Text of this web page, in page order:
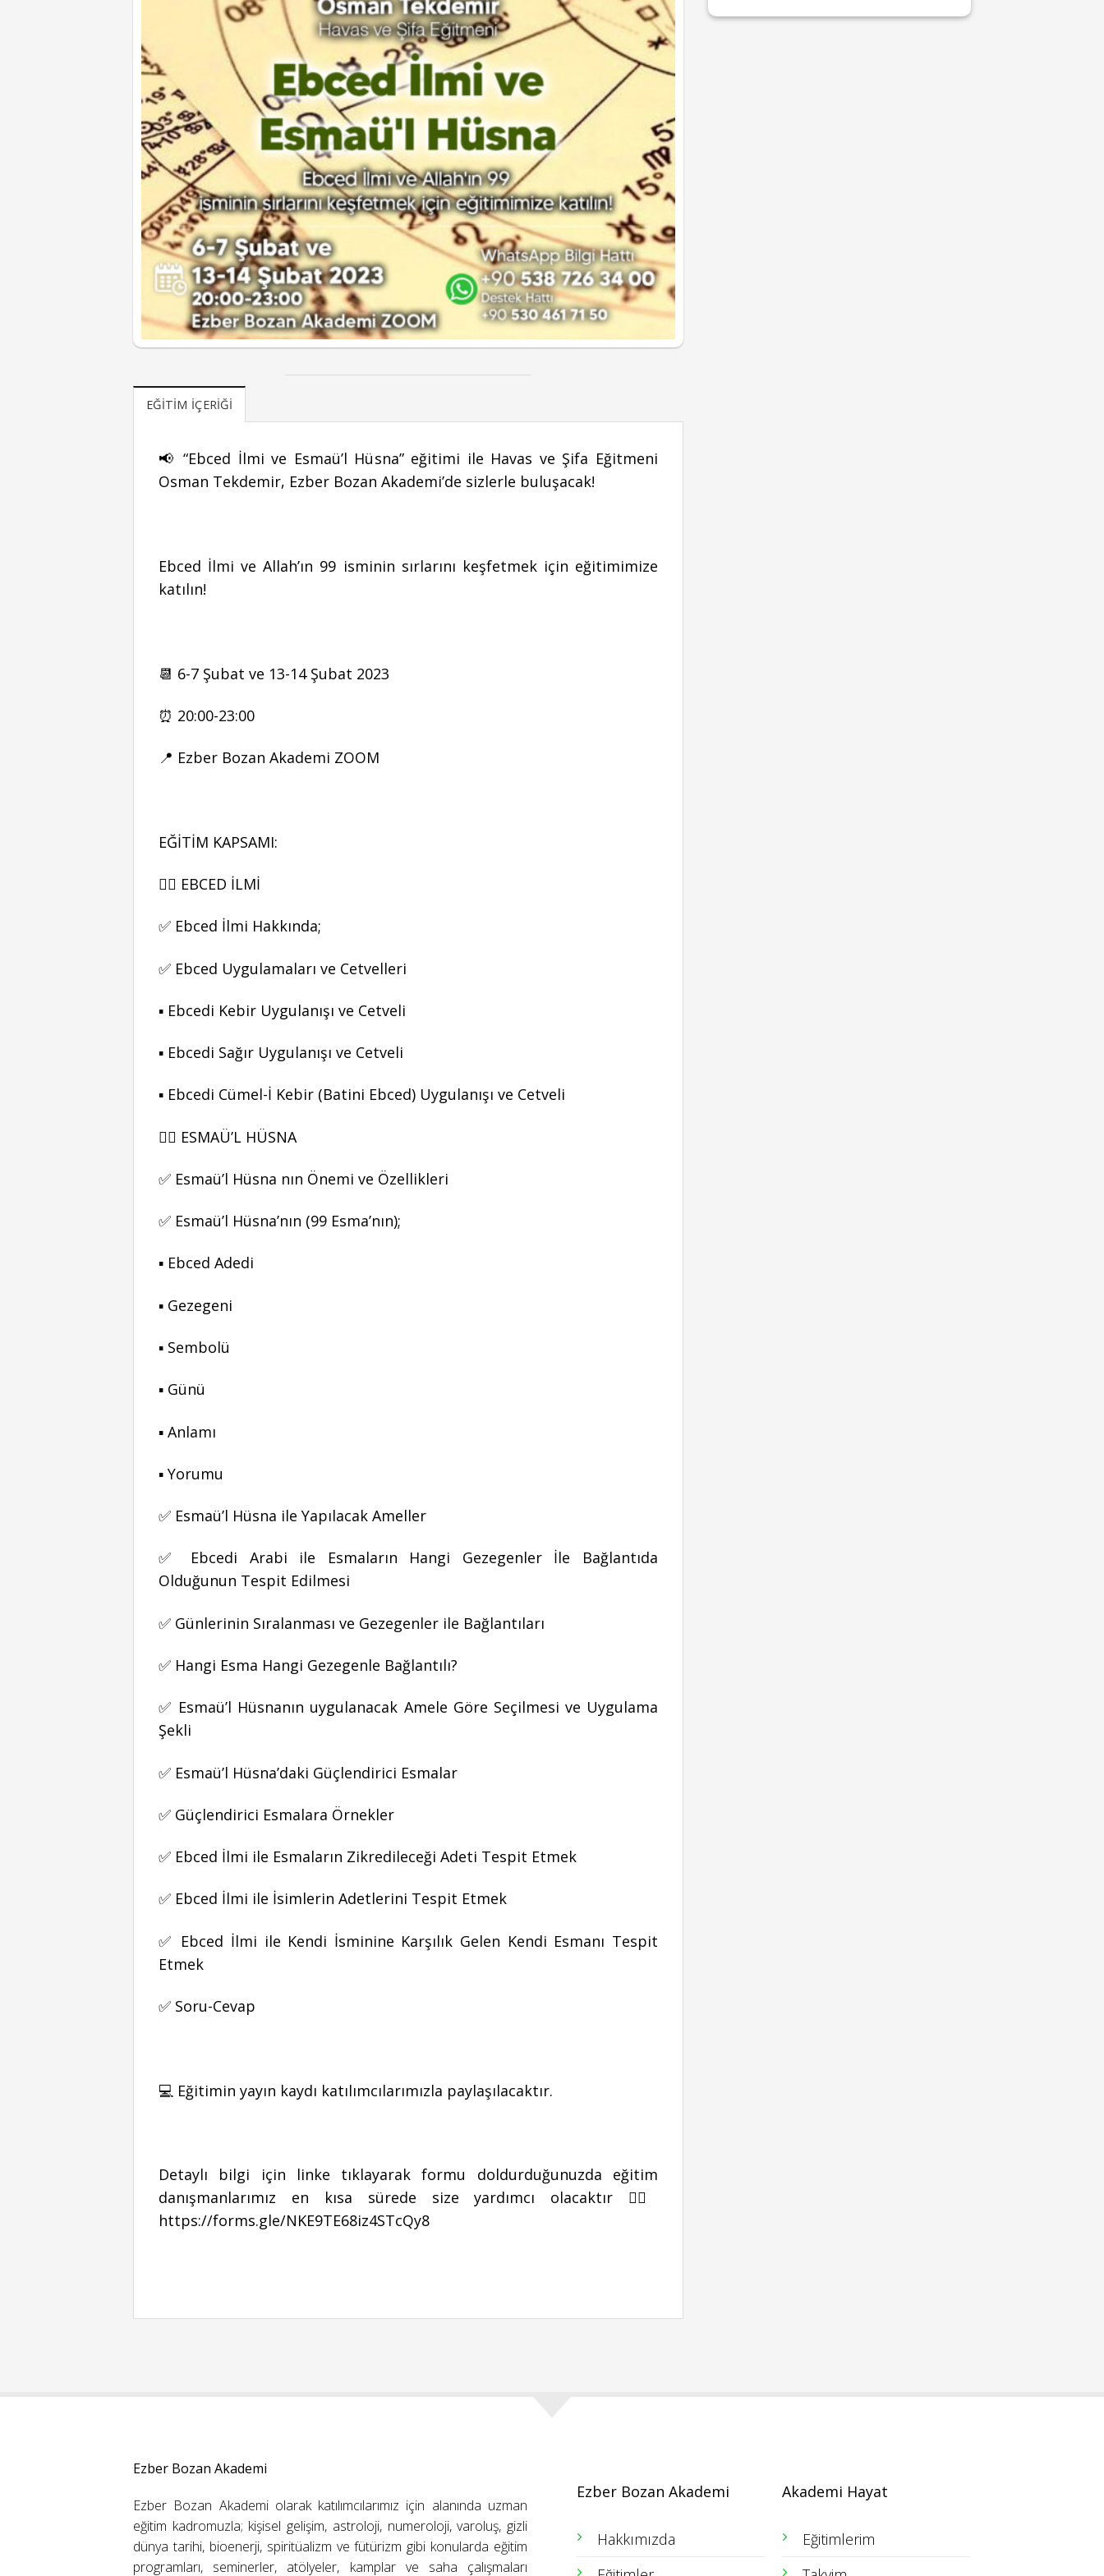
EĞITIM İÇERIĞI
📢 “Ebced İlmi ve Esmaü’l Hüsna” eğitimi ile Havas ve Şifa Eğitmeni
Osman Tekdemir, Ezber Bozan Akademi’de sizlerle buluşacak!
Ebced İlmi ve Allah’ın 99 isminin sırlarını keşfetmek için eğitimimize
katılın!
📆 6-7 Şubat ve 13-14 Şubat 2023
⏰ 20:00-23:00
📍 Ezber Bozan Akademi ZOOM
EĞİTİM KAPSAMI:
👉🏻 EBCED İLMİ
✅ Ebced İlmi Hakkında;
✅ Ebced Uygulamaları ve Cetvelleri
▪ Ebcedi Kebir Uygulanışı ve Cetveli
▪ Ebcedi Sağır Uygulanışı ve Cetveli
▪ Ebcedi Cümel-İ Kebir (Batini Ebced) Uygulanışı ve Cetveli
👉🏻 ESMAÜ’L HÜSNA
✅ Esmaü’l Hüsna nın Önemi ve Özellikleri
✅ Esmaü’l Hüsna’nın (99 Esma’nın);
▪ Ebced Adedi
▪ Gezegeni
▪ Sembolü
▪ Günü
▪ Anlamı
▪ Yorumu
✅ Esmaü’l Hüsna ile Yapılacak Ameller
✅ Ebcedi Arabi ile Esmaların Hangi Gezegenler İle Bağlantıda
Olduğunun Tespit Edilmesi
✅ Günlerinin Sıralanması ve Gezegenler ile Bağlantıları
✅ Hangi Esma Hangi Gezegenle Bağlantılı?
✅ Esmaü’l Hüsnanın uygulanacak Amele Göre Seçilmesi ve Uygulama
Şekli
✅ Esmaü’l Hüsna’daki Güçlendirici Esmalar
✅ Güçlendirici Esmalara Örnekler
✅ Ebced İlmi ile Esmaların Zikredileceği Adeti Tespit Etmek
✅ Ebced İlmi ile İsimlerin Adetlerini Tespit Etmek
✅ Ebced İlmi ile Kendi İsminine Karşılık Gelen Kendi Esmanı Tespit
Etmek
✅ Soru-Cevap
💻 Eğitimin yayın kaydı katılımcılarımızla paylaşılacaktır.
Detaylı bilgi için linke tıklayarak formu doldurduğunuzda eğitim
danışmanlarımız en kısa sürede size yardımcı olacaktır 👉🏻
https://forms.gle/NKE9TE68iz4STcQy8
Ezber Bozan Akademi
Ezber Bozan Akademi olarak katılımcılarımız için alanında uzman
eğitim kadromuzla; kişisel gelişim, astroloji, numeroloji, varoluş, gizli
dünya tarihi, bioenerji, spiritüalizm ve fütürizm gibi konularda eğitim
programları, seminerler, atölyeler, kamplar ve saha çalışmaları
Ezber Bozan Akademi
Hakkımızda
Akademi Hayat
Eğitimlerim